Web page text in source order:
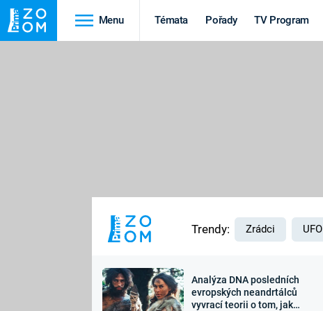
Menu Témata Pořady TV Program
Výročí
Trendy: Zrádci UFO
Analýza DNA posledních
evropských neandrtálců
vyvrací teorii o tom, jak